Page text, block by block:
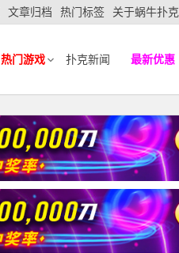
文章归档 热门标签 关于蜗牛扑克
热门游戏 扑克新闻 最新优惠